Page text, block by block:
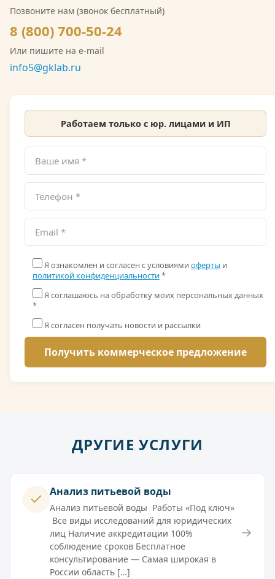
Росгидромета можно ознакомиться на сайте.
Позвоните нам (звонок бесплатный)
8 (800) 700-50-24
Или пишите на e-mail
info5@gklab.ru
Работаем только с юр. лицами и ИП
Я ознакомлен и согласен с условиями оферты и
политикой конфиденциальности*
Я соглашаюсь на обработку моих персональных данных
*
Я согласен получать новости и рассылки
ДРУГИЕ УСЛУГИ
Анализ питьевой воды
Анализ питьевой воды Работы «Под ключ»
Все виды исследований для юридических
лиц Наличие аккредитации 100%
соблюдение сроков Бесплатное
консультирование — Самая широкая в
России область […]
→